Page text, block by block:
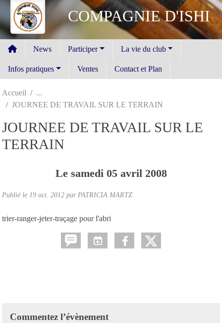
COMPAGNIE D'ISHI
News Participer La vie du club
Infos pratiques Ventes Contact et Plan
Accueil
JOURNEE DE TRAVAIL SUR LE TERRAIN
JOURNEE DE TRAVAIL SUR LE
TERRAIN
Le samedi 05 avril 2008
Publié le 19 oct. 2012 par PATRICIA MARTZ
trier-ranger-jeter-traçage pour l'abri
Commentez l’évènement
Panneau de gestion des cookies